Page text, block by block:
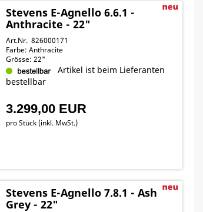
Stevens E-Agnello 6.6.1 -
Anthracite - 22"
Art.Nr. 826000171
Farbe: Anthracite
Grösse: 22"
Artikel ist beim Lieferanten
bestellbar
3.299,00 EUR
pro Stück (inkl. MwSt.)
Stevens E-Agnello 7.8.1 - Ash
Grey - 22"